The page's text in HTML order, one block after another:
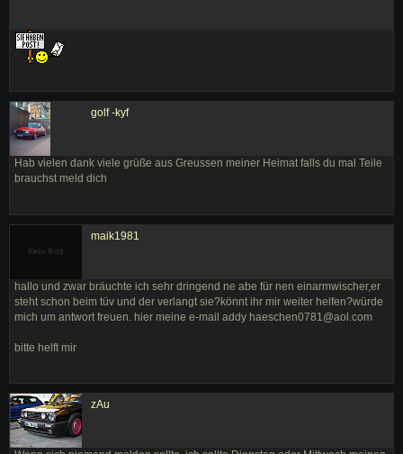
golf -kyf
Hab vielen dank viele grüße aus Greussen meiner Heimat falls du mal Teile
brauchst meld dich
maik1981
hallo und zwar bräuchte ich sehr dringend ne abe für nen einarmwischer,er
steht schon beim tüv und der verlangt sie?könnt ihr mir weiter helfen?würde
mich um antwort freuen. hier meine e-mail addy haeschen0781@aol.com
bitte helft mir
zAu